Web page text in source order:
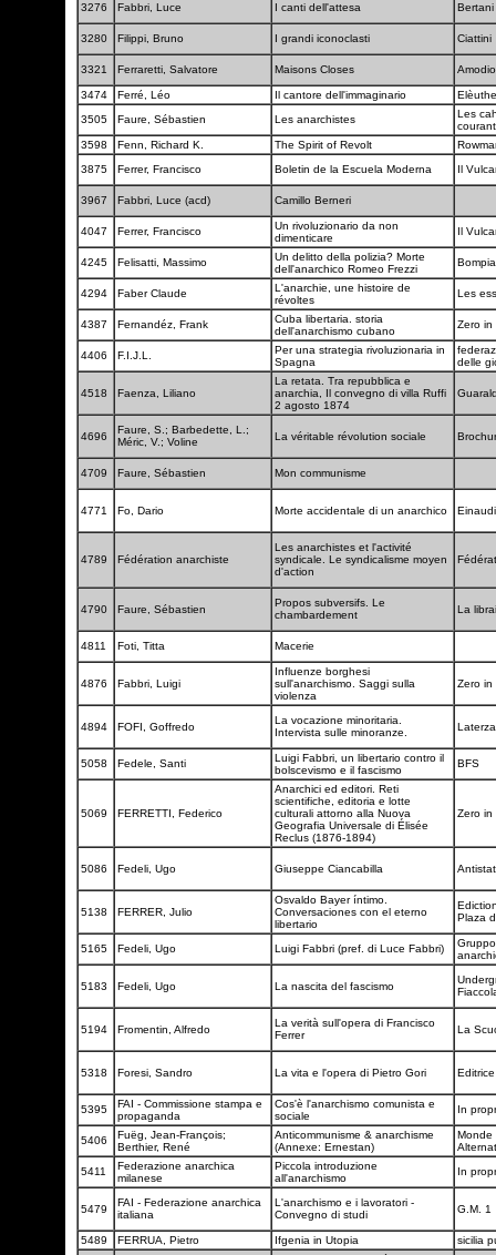
3276 Fabbri, Luce I canti dell'attesa Bertani
3280 Filippi, Bruno I grandi iconoclasti Ciattini
3321 Ferraretti, Salvatore Maisons Closes
3474 Ferré, Léo Il cantore dell'immaginario
3505
Faure, Sébastien Les anarchistes
Les
3598
Fenn, Richard K. The Spirit of Revolt
3875
Ferrer, Francisco Boletin de la Escuela Moderna Il
3967 Fabbri, Luce (acd) Camillo Berneri
4047 Ferrer, Francisco
Un rivoluzionario da non
dimenticare
Il
4245 Felisatti, Massimo
Un delitto della polizia? Morte
dell'anarchico Romeo Frezzi
4294 Faber Claude
L'anarchie, une histoire de
révoltes
Les
4387 Fernandéz, Frank
Cuba libertaria. storia
dell'anarchismo cubano
Zero
4406 F.I.J.L.
Per una strategia rivoluzionaria in
Spagna
delle
4518 Faenza, Liliano
La retata. Tra repubblica e
anarchia, Il convegno di villa Ruffi
2 agosto 1874
4696
Faure, S.; Barbedette, L.;
Méric, V.; Voline
La véritable révolution sociale
4709 Faure, Sébastien Mon communisme
4771 Fo, Dario Morte accidentale di un anarchico
4789 Fédération anarchiste
Les anarchistes et l'activité
syndicale. Le syndicalisme moyen
d'action
4790 Faure, Sébastien
Propos subversifs. Le
chambardement
La
4811 Foti, Titta Macerie
4876 Fabbri, Luigi
Influenze borghesi
sull'anarchismo. Saggi sulla
violenza
Zero
4894 FOFI, Goffredo
La vocazione minoritaria.
Intervista sulle minoranze.
5058 Fedele, Santi
Luigi Fabbri, un libertario contro il
bolscevismo e il fascismo
BFS
5069 FERRETTI, Federico
Anarchici ed editori. Reti
scientifiche, editoria e lotte
culturali attorno alla Nuova
Geografia Universale di Élisée
Reclus (1876-1894)
Zero
5086 Fedeli, Ugo Giuseppe Ciancabilla
5138 FERRER, Julio
Osvaldo Bayer íntimo.
Conversaciones con el eterno
libertario
Plaza
5165 Fedeli, Ugo Luigi Fabbri (pref. di Luce Fabbri)
5183 Fedeli, Ugo La nascita del fascismo
5194 Fromentin, Alfredo
La verità sull'opera di Francisco
Ferrer
La
5318 Foresi, Sandro La vita e l'opera di Pietro Gori
5395
FAI - Commissione stampa e
propaganda
Cos'è l'anarchismo comunista e
sociale
In
5406
Fuëg, Jean-François;
Berthier, René
Anticommunisme & anarchisme
(Annexe: Ernestan)
Monde
5411
Federazione anarchica
milanese
Piccola introduzione
all'anarchismo
In
5479
FAI - Federazione anarchica
italiana
L'anarchismo e i lavoratori -
Convegno di studi
G.M. 1
5489 FERRUA, Pietro Ifgenia in Utopia
sicilia